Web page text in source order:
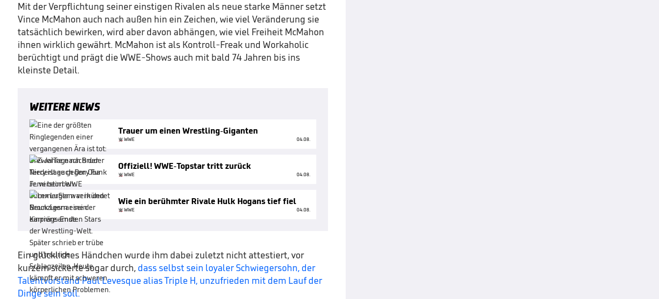
Mit der Verpflichtung seiner einstigen Rivalen als neue starke Männer setzt
Vince McMahon auch nach außen hin ein Zeichen, wie viel Veränderung sie
tatsächlich bewirken, wird aber davon abhängen, wie viel Freiheit McMahon
ihnen wirklich gewährt. McMahon ist als Kontroll-Freak und Workaholic
berüchtigt und prägt die WWE-Shows auch mit bald 74 Jahren bis ins
kleinste Detail.
WEITERE NEWS
Trauer um einen Wrestling-Giganten
WWE 04.08.
Offiziell! WWE-Topstar tritt zurück
WWE 04.08.
Wie ein berühmter Rivale Hulk Hogans tief fiel
WWE 04.08.
Ein glückliches Händchen wurde ihm dabei zuletzt nicht attestiert, vor
kurzem sickerte sogar durch, dass selbst sein loyaler Schwiegersohn, der
Talentvorstand Paul Levesque alias Triple H, unzufrieden mit dem Lauf der
Dinge sein soll.